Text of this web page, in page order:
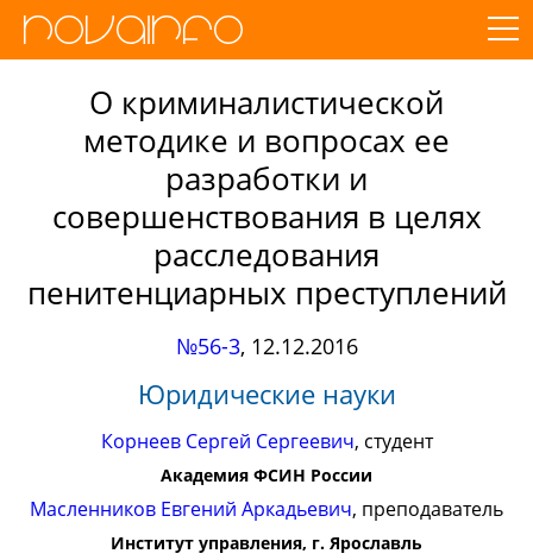
О криминалистической
методике и вопросах ее
разработки и
совершенствования в целях
расследования
пенитенциарных преступлений
№56-3, 12.12.2016
Юридические науки
Корнеев Сергей Сергеевич, студент
Академия ФСИН России
Масленников Евгений Аркадьевич, преподаватель
Институт управления, г. Ярославль